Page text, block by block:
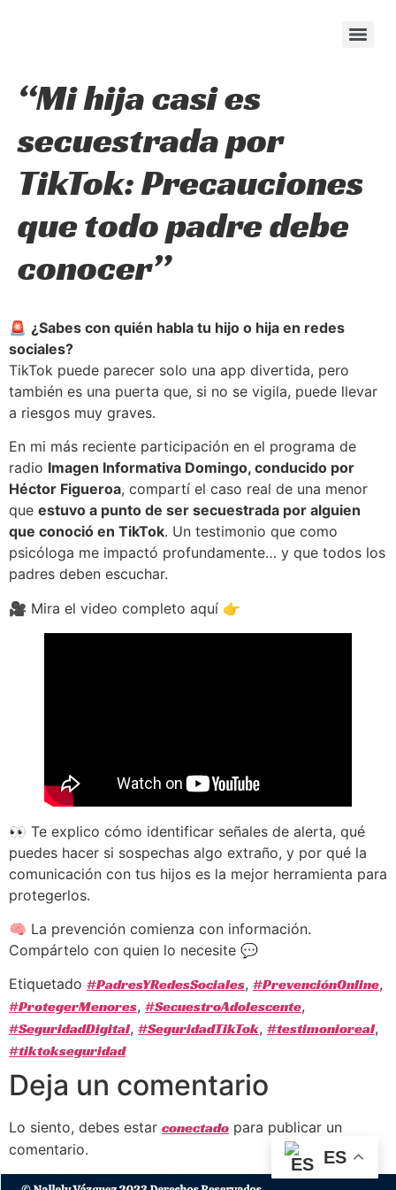
“Mi hija casi es
secuestrada por
TikTok: Precauciones
que todo padre debe
conocer”
🚨 ¿Sabes con quién habla tu hijo o hija en redes
sociales?
TikTok puede parecer solo una app divertida, pero
también es una puerta que, si no se vigila, puede llevar
a riesgos muy graves.
En mi más reciente participación en el programa de
radio Imagen Informativa Domingo, conducido por
Héctor Figueroa, compartí el caso real de una menor
que estuvo a punto de ser secuestrada por alguien
que conoció en TikTok. Un testimonio que como
psicóloga me impactó profundamente… y que todos los
padres deben escuchar.
🎥 Mira el video completo aquí 👉
👀 Te explico cómo identificar señales de alerta, qué
puedes hacer si sospechas algo extraño, y por qué la
comunicación con tus hijos es la mejor herramienta para
protegerlos.
🧠 La prevención comienza con información.
Compártelo con quien lo necesite 💬
Etiquetado #PadresYRedesSociales, #PrevenciónOnline,
#ProtegerMenores, #SecuestroAdolescente,
#SeguridadDigital, #SeguridadTikTok, #testimonioreal,
#tiktokseguridad
Deja un comentario
Lo siento, debes estar conectado para publicar un
comentario.
ES